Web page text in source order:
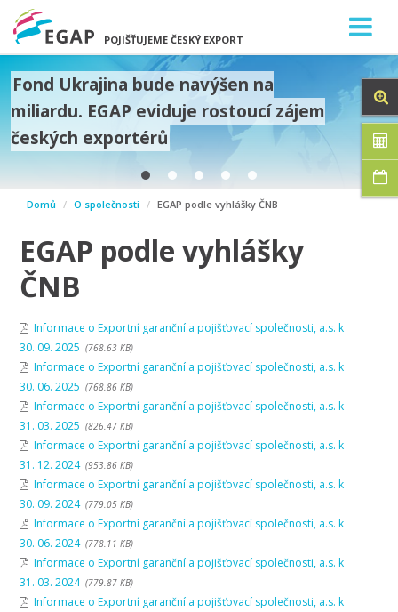
POJIŠŤUJEME ČESKÝ EXPORT
Fond Ukrajina bude navýšen na
miliardu. EGAP eviduje rostoucí zájem
českých exportérů
Domů O společnosti EGAP podle vyhlášky ČNB
EGAP podle vyhlášky
ČNB
Informace o Exportní garanční a pojišťovací společnosti, a.s. k
30. 09. 2025 (768.63 KB)
Informace o Exportní garanční a pojišťovací společnosti, a.s. k
30. 06. 2025 (768.86 KB)
Informace o Exportní garanční a pojišťovací společnosti, a.s. k
31. 03. 2025 (826.47 KB)
Informace o Exportní garanční a pojišťovací společnosti, a.s. k
31. 12. 2024 (953.86 KB)
Informace o Exportní garanční a pojišťovací společnosti, a.s. k
30. 09. 2024 (779.05 KB)
Informace o Exportní garanční a pojišťovací společnosti, a.s. k
30. 06. 2024 (778.11 KB)
Informace o Exportní garanční a pojišťovací společnosti, a.s. k
31. 03. 2024 (779.87 KB)
Informace o Exportní garanční a pojišťovací společnosti, a.s. k